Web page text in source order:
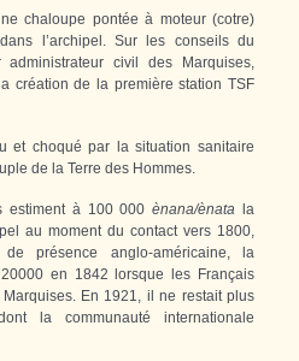
chaloupe pontée à moteur (cotre)
l’archipel. Sur les conseils du
civil des Marquises,
création de la première station TSF
et choqué par la situation sanitaire
de la Terre des Hommes.
estiment à 100 000ènana/ènata la
au moment du contact vers 1800,
présence anglo-américaine, la
en 1842 lorsque les Français
En 1921, il ne restait plus
la communauté internationale